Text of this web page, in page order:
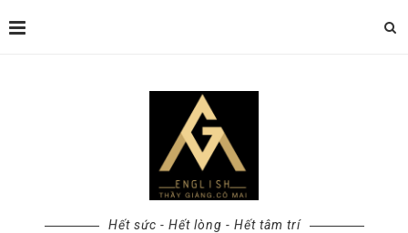
Hết sức - Hết lòng - Hết tâm trí